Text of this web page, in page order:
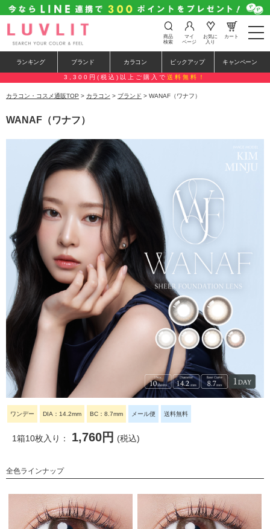
t
o
e
n
t
i
n
商品
検索
マイ
ページ
お気に
入り
カート
ランキング ブランド カラコン ピックアップ キャンペーン
3,300円(税込)以上ご購入で 送料無料！
カラコン・コスメ通販TOP > カラコン > ブランド > WANAF（ワナフ）
WANAF（ワナフ）
ワンデー DIA：14.2mm BC：8.7mm メール便 送料無料
1箱10枚入り： 1,760円 (税込)
全色ラインナップ